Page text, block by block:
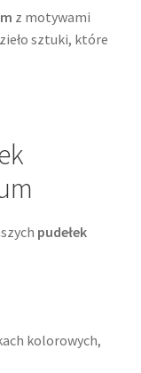
z motywami
sztuki, które
pudełek
kolorowych,